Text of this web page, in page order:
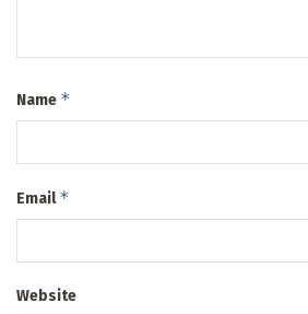
Name *
Email*
Website